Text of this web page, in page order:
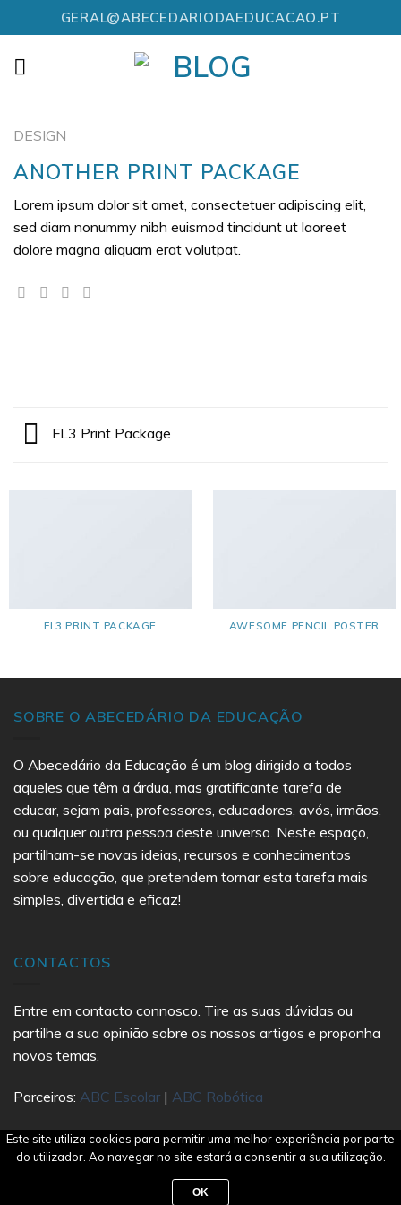
to
content
GERAL@ABECEDARIODAEDUCACAO.PT
DESIGN
ANOTHER PRINT PACKAGE
Lorem ipsum dolor sit amet, consectetuer adipiscing elit,
sed diam nonummy nibh euismod tincidunt ut laoreet
dolore magna aliquam erat volutpat.
FL3 Print Package
FL3 PRINT PACKAGE AWESOME PENCIL POSTER
SOBRE O ABECEDÁRIO DA EDUCAÇÃO
O Abecedário da Educação é um blog dirigido a todos
aqueles que têm a árdua, mas gratificante tarefa de
educar, sejam pais, professores, educadores, avós, irmãos,
ou qualquer outra pessoa deste universo. Neste espaço,
partilham-se novas ideias, recursos e conhecimentos
sobre educação, que pretendem tornar esta tarefa mais
simples, divertida e eficaz!
CONTACTOS
Entre em contacto connosco. Tire as suas dúvidas ou
partilhe a sua opinião sobre os nossos artigos e proponha
novos temas.
Parceiros: ABC Escolar | ABC Robótica
geral@abecedariodaeducacao.pt
Este site utiliza cookies para permitir uma melhor experiência por parte
do utilizador. Ao navegar no site estará a consentir a sua utilização.
OK